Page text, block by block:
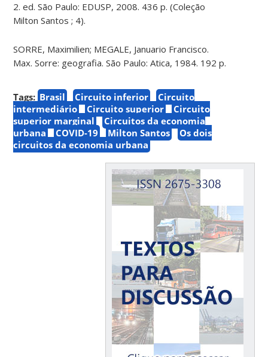
2. ed. São Paulo: EDUSP, 2008. 436 p. (Coleção
Milton Santos ; 4).
SORRE, Maximilien; MEGALE, Januario Francisco.
Max. Sorre: geografia. São Paulo: Atica, 1984. 192 p.
Tags: Brasil Circuito inferior
Circuito
intermediário
Circuito superior
Circuito
superior marginal
Circuitos da economia
urbana
COVID-19 Milton Santos
Os dois
circuitos da economia urbana